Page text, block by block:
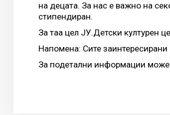
на децата. За нас е важно на
стипендиран.
За таа цел ЈУ.Детски културен
Напомена: Сите
За подетални информации може